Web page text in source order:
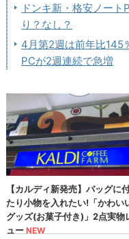
ドンキ新・格安ノー
り？なし？
4月第2週は前年比145
PCが2週連続で急増